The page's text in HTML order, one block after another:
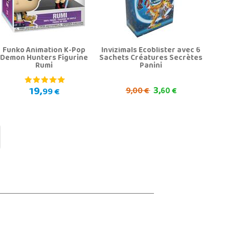
Funko Animation K-Pop
Demon Hunters Figurine
Rumi
19,99 €
Invizimals Ecoblister avec 6
Sachets Créatures Secrètes
Panini
9,00 € 3,60 €